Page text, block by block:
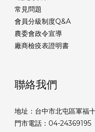
常見問題
會員分級制度Q&A
農委會政令宣導
廠商檢疫表證明書
聯絡我們
地址：台中市北屯區軍福
門市電話：04-24369195